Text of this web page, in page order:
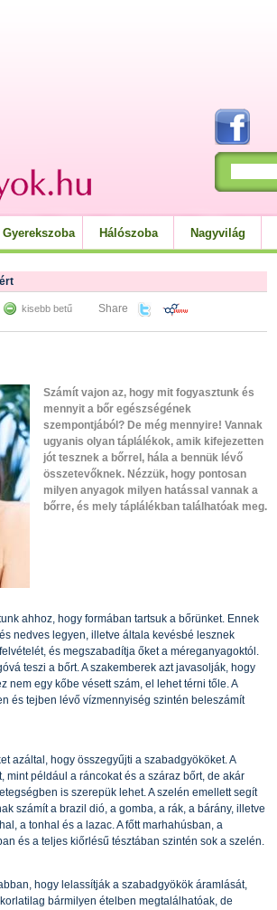
Gyerekszoba Hálószoba Nagyvilág
Share
kisebb betű
Számít vajon az, hogy mit fogyasztunk és
mennyit a bőr egészségének
szempontjából? De még mennyire! Vannak
ugyanis olyan táplálékok, amik kifejezetten
jót tesznek a bőrrel, hála a bennük lévő
összetevőknek. Nézzük, hogy pontosan
milyen anyagok milyen hatással vannak a
bőrre, és mely táplálékban találhatóak meg.
ahhoz, hogy formában tartsuk a bőrünket. Ennek
nedves legyen, illetve általa kevésbé lesznek
és megszabadítja őket a méreganyagoktól.
teszi a bőrt. A szakemberek azt javasolják, hogy
nem egy kőbe vésett szám, el lehet térni tőle. A
és tejben lévő vízmennyiség szintén beleszámít
azáltal, hogy összegyűjti a szabadgyököket. A
például a ráncokat és a száraz bőrt, de akár
is szerepük lehet. A szelén emellett segít
számít a brazil dió, a gomba, a rák, a bárány, illetve
a tonhal és a lazac. A főtt marhahúsban, a
és a teljes kiőrlésű tésztában szintén sok a szelén.
hogy lelassítják a szabadgyökök áramlását,
bármilyen ételben megtalálhatóak, de